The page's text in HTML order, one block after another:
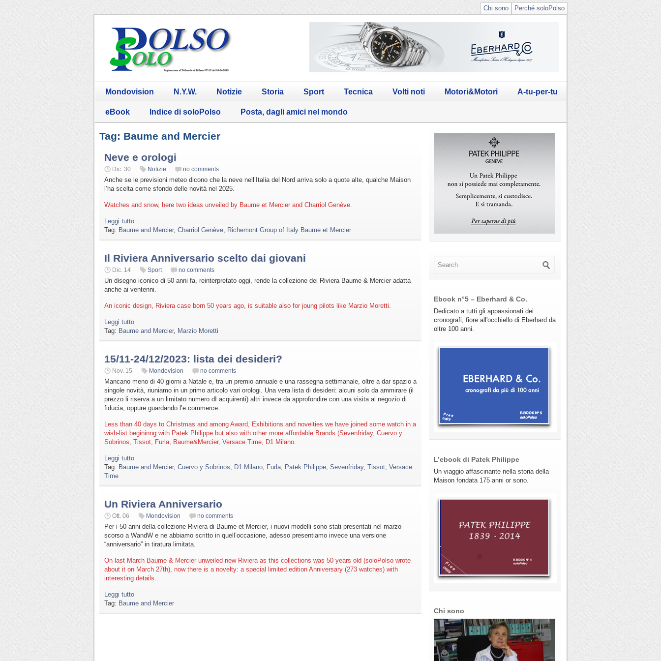
Perché soloPolso
Chi sono
Mondovision N.Y.W. Notizie Storia Sport Tecnica Volti noti Motori&Motori A-tu-per-tu
eBook Indice di soloPolso Posta, dagli amici nel mondo
Tag: Baume and Mercier
Neve e orologi
Dic. 30 Notizie no comments
Anche se le previsioni meteo dicono che la neve nell’Italia del Nord arriva solo a quote alte, qualche Maison
l’ha scelta come sfondo delle novità nel 2025.
Watches and snow, here two ideas unveiled by Baume et Mercier and Charriol Genève.
Leggi tutto
Tag: Baume and Mercier, Charriol Genève Richemont Group of Italy Baume et Mercier
Il Riviera Anniversario scelto dai giovani
Dic. 14 Sport no comments
Un disegno iconico di 50 anni fa, reinterpretato oggi, rende la collezione dei Riviera Baume & Mercier adatta
anche ai ventenni.
An iconic design, Riviera case born 50 years ago, is suitable also for joung pilots like Marzio Moretti.
Leggi tutto
Tag: Baume and Mercier, Marzio Moretti
15/11-24/12/2023: lista dei desideri?
Nov. 15 Mondovision no comments
Mancano meno di 40 giorni a Natale e, tra un premio annuale e una rassegna settimanale, oltre a dar spazio a
singole novità, riuniamo in un primo articolo vari orologi. Una vera lista di desideri: alcuni solo da ammirare (il
prezzo li riserva a un limitato numero dI acquirenti) altri invece da approfondire con una visita al negozio di
fiducia, oppure guardando l’e.commerce.
Less than 40 days to Christmas and among Award, Exhibitions and novelties we have joined some watch in a
wish-list begininng with Patek Philippe but also with other more affordable Brands (Sevenfriday, Cuervo y
Sobrinos, Tissot, Furla, Baume&Mercier, Versace Time, D1 Milano.
Leggi tutto
Tag: Baume and Mercier, Cuervo y Sobrinos D1 Milano Furla Patek Philippe Sevenfriday, Tissot Versace.
Time
Un Riviera Anniversario
Ott. 06 Mondovision no comments
Per i 50 anni della collezione Riviera di Baume et Mercier, i nuovi modelli sono stati presentati nel marzo
scorso a WandW e ne abbiamo scritto in quell’occasione, adesso presentiamo invece una versione
“anniversario” in tiratura limitata.
On last March Baume & Mercier unweiled new Riviera as this collections was 50 years old (soloPolso wrote
about it on March 27th), now there is a novelty: a special limited edition Anniversary (273 watches) with
interesting details.
Leggi tutto
Tag: Baume and Mercier
Ebook n°5 – Eberhard & Co.
Dedicato a tutti gli appassionati dei
cronografi, fiore all'occhiello di Eberhard da
oltre 100 anni.
L’ebook di Patek Philippe
Un viaggio affascinante nella storia della
Maison fondata 175 anni or sono.
Chi sono